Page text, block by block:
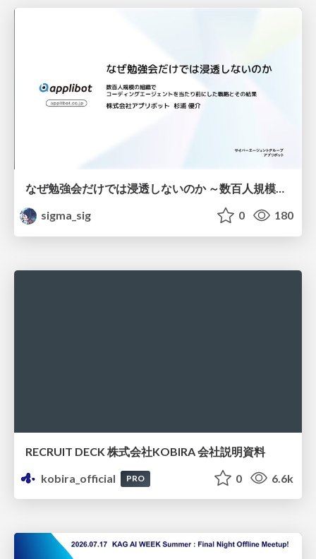
なぜ勉強会だけでは浸透しないのか ～数百人規模の組織でコーディングエージェントを当たり前にした戦略とその結果～
sigma_sig
0 180
RECRUIT DECK 株式会社KOBIRA 会社説明資料
kobira_official
PRO 0 6.6k